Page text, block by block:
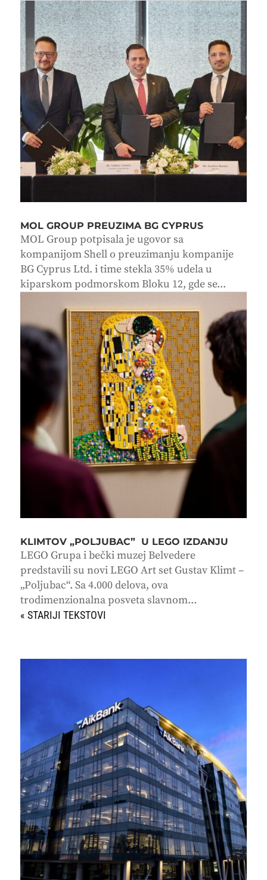
MOL GROUP PREUZIMA BG CYPRUS
MOL Group potpisala je ugovor sa
kompanijom Shell o preuzimanju kompanije
BG Cyprus Ltd. i time stekla 35% udela u
kiparskom podmorskom Bloku 12, gde se...
KLIMTOV „POLJUBAC” U LEGO IZDANJU
LEGO Grupa i bečki muzej Belvedere
predstavili su novi LEGO Art set Gustav Klimt –
„Poljubac“. Sa 4.000 delova, ova
trodimenzionalna posveta slavnom...
« STARIJI UNOSI